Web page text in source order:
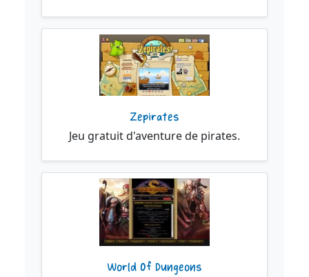
Zepirates
Jeu gratuit d'aventure de pirates.
World Of Dungeons